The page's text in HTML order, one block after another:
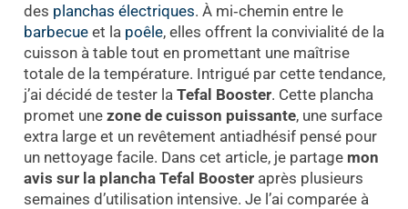
des planchas électriques. À mi‑chemin entre le
barbecueet la poêle, elles offrent la convivialité de la
cuisson à table tout en promettant une maîtrise
totale de la température. Intrigué par cette tendance,
j’ai décidé de tester la Tefal Booster. Cette plancha
promet une zone de cuisson puissante, une surface
extra large et un revêtement antiadhésif pensé pour
un nettoyage facile. Dans cet article, je partage mon
avis sur la plancha Tefal Boosteraprès plusieurs
semaines d’utilisation intensive. Je l’ai comparée à